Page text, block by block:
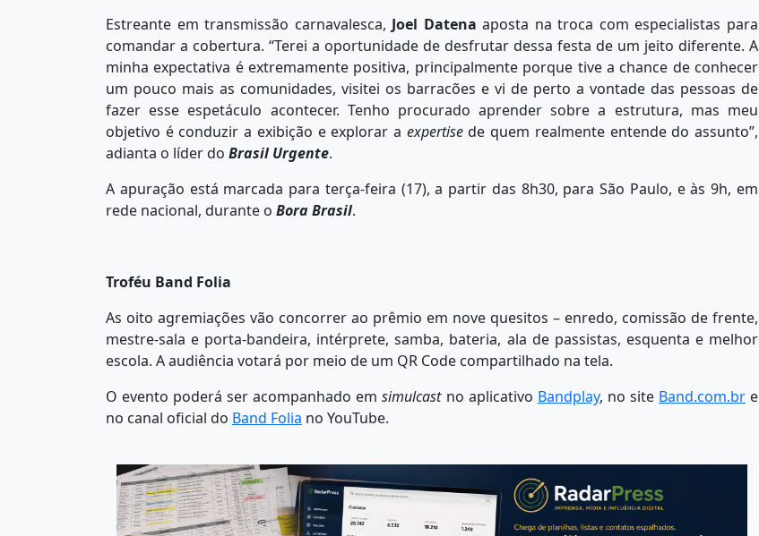
Estreante em transmissão carnavalesca, Joel Datena aposta na troca com especialistas para
comandar a cobertura. “Terei a oportunidade de desfrutar dessa festa de um jeito diferente. A
minha expectativa é extremamente positiva, principalmente porque tive a chance de conhecer
um pouco mais as comunidades, visitei os barracões e vi de perto a vontade das pessoas de
fazer esse espetáculo acontecer. Tenho procurado aprender sobre a estrutura, mas meu
objetivo é conduzir a exibição e explorar a expertisede quem realmente entende do assunto”,
adianta o líder do Brasil Urgente.
A apuração está marcada para terça-feira (17), a partir das 8h30, para São Paulo, e às 9h, em
rede nacional, durante o Bora Brasil.
Troféu Band Folia
As oito agremiações vão concorrer ao prêmio em nove quesitos – enredo, comissão de frente,
mestre-sala e porta-bandeira, intérprete, samba, bateria, ala de passistas, esquenta e melhor
escola. A audiência votará por meio de um QR Code compartilhado na tela.
O evento poderá ser acompanhado emsimulcast no aplicativo Bandplay, no site Band.com.bre
no canal oficial do Band Folia no YouTube.